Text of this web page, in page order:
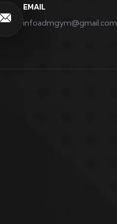
EMAIL
infoadmgym@gmail.com